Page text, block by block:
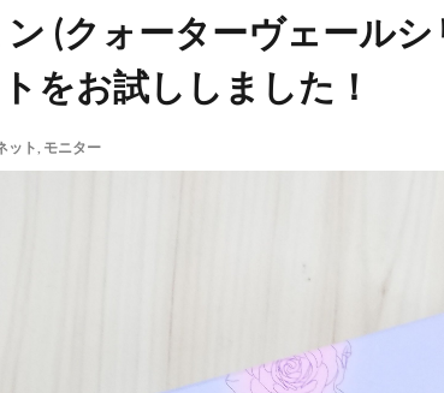
(クォーターヴェールシ
をお試ししました！
ット, モニター